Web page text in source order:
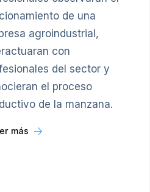
de una
agroindustrial,
con
del sector y
el proceso
de la manzana.
más